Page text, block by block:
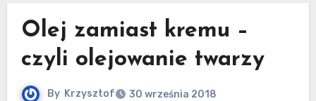
Olej zamiast kremu –
czyli olejowanie twarzy
By Krzysztof 30 września 2018